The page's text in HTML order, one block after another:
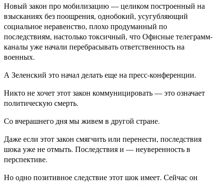
Новый закон про мобилизацию — целиком построенный на
взысканиях без поощрения, однобокий, усугубляющий
социальное неравенство, плохо продуманный по
последствиям, настолько токсичный, что Офисные телеграмм-
каналы уже начали перебрасывать ответственность на
военных.
А Зеленский это начал делать еще на пресс-конференции.
Никто не хочет этот закон коммуницировать — это означает
политическую смерть.
Со вчерашнего дня мы живем в другой стране.
Даже если этот закон смягчить или перенести, последствия
шока уже не отмыть. Последствия и — неуверенность в
перспективе.
Но одно позитивное следствие этот шок имеет. Сейчас он